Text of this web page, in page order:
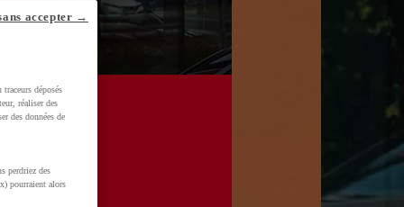
déposés
réaliser des
des données de
perdriez des
pourraient alors
accepter →